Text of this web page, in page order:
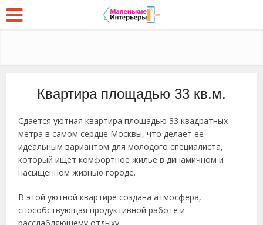
Квартира площадью 33 кв.м.
Сдается уютная квартира площадью 33 квадратных
метра в самом сердце Москвы, что делает ее
идеальным вариантом для молодого специалиста,
который ищет комфортное жилье в динамичном и
насыщенном жизнью городе.
В этой уютной квартире создана атмосфера,
способствующая продуктивной работе и